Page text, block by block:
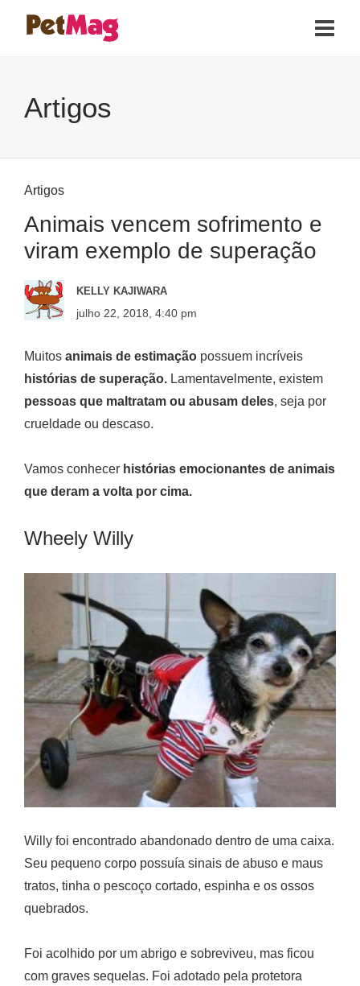
Artigos
Artigos
Animais vencem sofrimento e
viram exemplo de superação
KELLY KAJIWARA
julho 22, 2018, 4:40 pm
Muitos animais de estimação possuem incríveis
histórias de superação. Lamentavelmente, existem
pessoas que maltratam ou abusam deles, seja por
crueldade ou descaso.
Vamos conhecer histórias emocionantes de animais
que deram a volta por cima.
Wheely Willy
Willy foi encontrado abandonado dentro de uma caixa.
Seu pequeno corpo possuía sinais de abuso e maus
tratos, tinha o pescoço cortado, espinha e os ossos
quebrados.
Foi acolhido por um abrigo e sobreviveu, mas ficou
com graves sequelas. Foi adotado pela protetora